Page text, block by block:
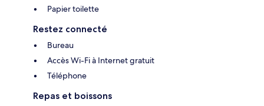
Papier toilette
Restez connecté
Bureau
Accès Wi-Fi à Internet gratuit
Téléphone
Repas et boissons